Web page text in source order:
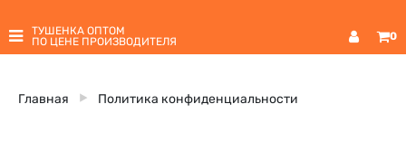
ТУШЕНКА ОПТОМ
ПО ЦЕНЕ ПРОИЗВОДИТЕЛЯ
0
Главная Политика конфиденциальности